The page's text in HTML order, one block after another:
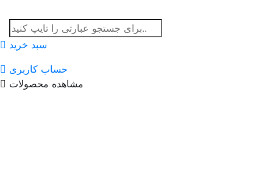
سبد خرید
حساب کاربری
مشاهده محصولات